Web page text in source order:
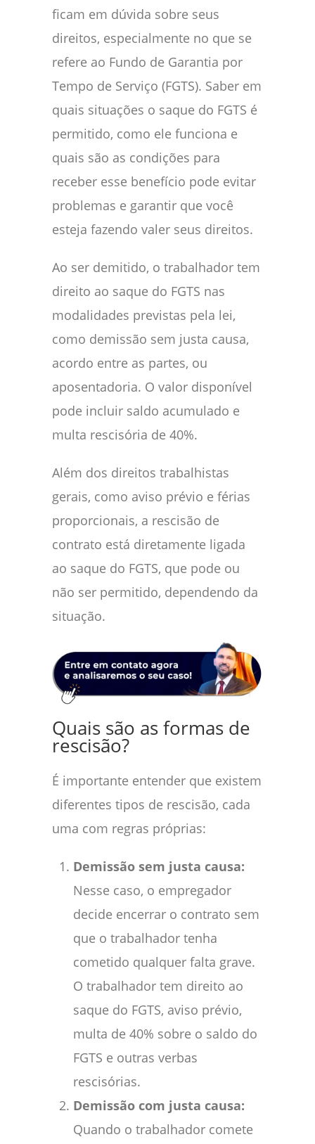
ficam em dúvida sobre seus
direitos, especialmente no que se
refere ao Fundo de Garantia por
Tempo de Serviço (FGTS). Saber em
quais situações o saque do FGTS é
permitido, como ele funciona e
quais são as condições para
receber esse benefício pode evitar
problemas e garantir que você
esteja fazendo valer seus direitos.
Ao ser demitido, o trabalhador tem
direito ao saque do FGTS nas
modalidades previstas pela lei,
como demissão sem justa causa,
acordo entre as partes, ou
aposentadoria. O valor disponível
pode incluir saldo acumulado e
multa rescisória de 40%.
Além dos direitos trabalhistas
gerais, como aviso prévio e férias
proporcionais, a rescisão de
contrato está diretamente ligada
ao saque do FGTS, que pode ou
não ser permitido, dependendo da
situação.
Quais são as formas de
rescisão?
É importante entender que existem
diferentes tipos de rescisão, cada
uma com regras próprias:
Demissão sem justa causa:
Nesse caso, o empregador
decide encerrar o contrato sem
que o trabalhador tenha
cometido qualquer falta grave.
O trabalhador tem direito ao
saque do FGTS, aviso prévio,
multa de 40% sobre o saldo do
FGTS e outras verbas
rescisórias.
Demissão com justa causa:
Quando o trabalhador comete